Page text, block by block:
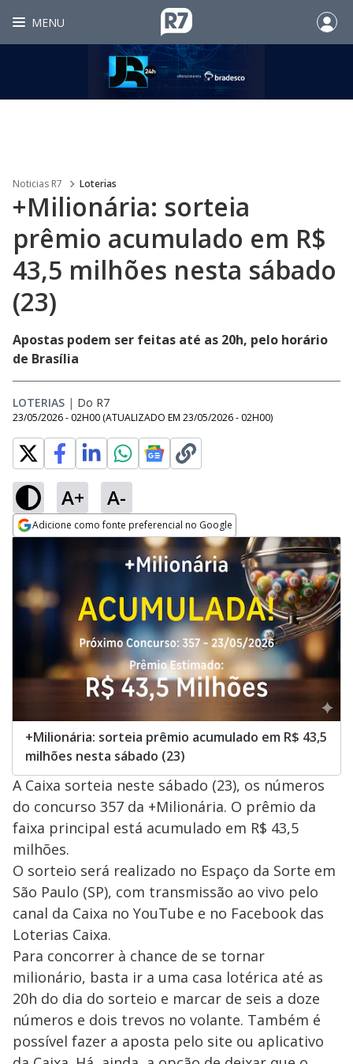
MENU
Noticias R7 Loterias
+Milionária: sorteia
prêmio acumulado em R$
43,5 milhões nesta sábado
(23)
Apostas podem ser feitas até as 20h, pelo horário
de Brasília
LOTERIAS | Do R7
23/05/2026 - 02H00 (ATUALIZADO EM 23/05/2026 - 02H00)
A+ A-
Adicione como fonte preferencial no Google
+Milionária: sorteia prêmio acumulado em R$ 43,5
milhões nesta sábado (23)
A Caixa sorteia neste sábado (23), os números
do concurso 357 da +Milionária. O prêmio da
faixa principal está acumulado em R$ 43,5
milhões.
O sorteio será realizado no Espaço da Sorte em
São Paulo (SP), com transmissão ao vivo pelo
canal da Caixa no YouTube e no Facebook das
Loterias Caixa.
Para concorrer à chance de se tornar
milionário, basta ir a uma casa lotérica até as
20h do dia do sorteio e marcar de seis a doze
números e dois trevos no volante. Também é
possível fazer a aposta pelo site ou aplicativo